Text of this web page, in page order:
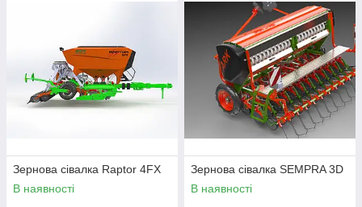
Зернова сівалка Raptor 4FX
В наявності
Зернова сівалка SEMPRA 3D
В наявності